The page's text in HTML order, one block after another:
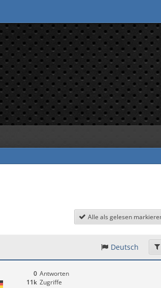
Alle als gelesen
Deutsch
Antworten
0
Zugriffe
11k